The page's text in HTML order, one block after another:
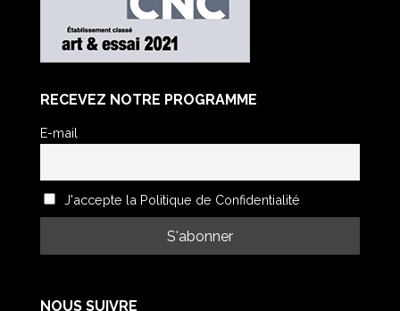
RECEVEZ NOTRE PROGRAMME
E-mail
J'accepte la Politique de Confidentialité
NOUS SUIVRE